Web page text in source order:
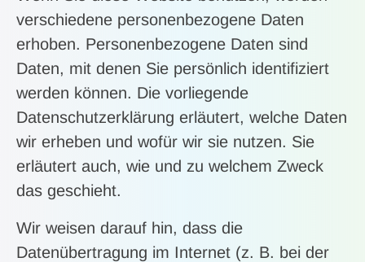
verschiedene personenbezogene Daten
erhoben. Personenbezogene Daten sind
Daten, mit denen Sie persönlich identifiziert
werden können. Die vorliegende
Datenschutzerklärung erläutert, welche Daten
wir erheben und wofür wir sie nutzen. Sie
erläutert auch, wie und zu welchem Zweck
das geschieht.
Wir weisen darauf hin, dass die
Datenübertragung im Internet (z. B. bei der